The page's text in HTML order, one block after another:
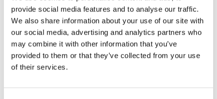
provide social media features and to analyse our traffic.
We also share information about your use of our site with
our social media, advertising and analytics partners who
may combine it with other information that you’ve
provided to them or that they’ve collected from your use
of their services.